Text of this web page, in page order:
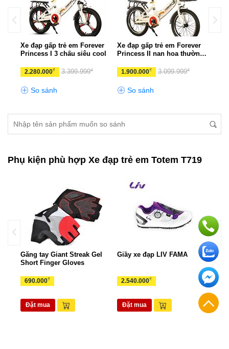
Xe đạp gấp trẻ em Forever
Princess I 3 chấu siêu cool
2.280.000₫ 3.399.999₫
So sánh
Xe đạp gấp trẻ em Forever
Princess II nan hoa thường
1.900.000₫ 3.099.999₫
So sánh
Phụ kiện phù hợp Xe đạp trẻ em Totem T719
Găng tay Giant Streak Gel
Short Finger Gloves
690.000₫
Đặt mua
Giầy xe đạp LIV FAMA
2.540.000₫
Đặt mua
Tất